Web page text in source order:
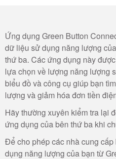
Ứng dụng Green Button
dữ liệu sử dụng năng lượng
thứ ba. Các ứng dụng này
lựa chọn về lượng năng lượng
biểu đồ và công cụ giúp bạn
lượng và giảm hóa đơn tiền
Hãy thường xuyên kiểm tra lại
ứng dụng của bên thứ ba khi
Để cho phép các nhà cung
dụng năng lượng của bạn từ